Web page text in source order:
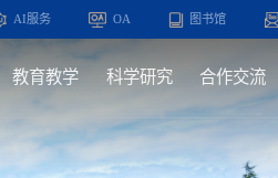
AI服务 OA 图书馆
教育教学 科学研究 合作交流